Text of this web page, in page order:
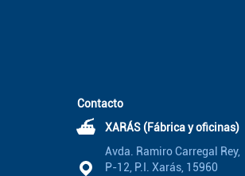
Contacto
⛴
XARÁS (Fábrica y oficinas)
Avda. Ramiro Carregal Rey,
P-12, P.I. Xarás, 15960